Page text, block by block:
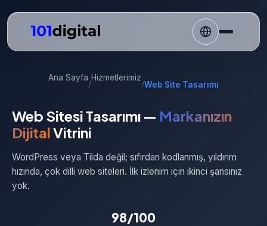
Ana Sayfa
/
Hizmetlerimiz
/Web Site Tasarımı
Web Sitesi Tasarımı — Markanızın
DijitalVitrini
WordPress veya Tilda değil; sıfırdan kodlanmış, yıldırım
hızında, çok dilli web siteleri. İlk izlenim için ikinci şansınız
yok.
98/100